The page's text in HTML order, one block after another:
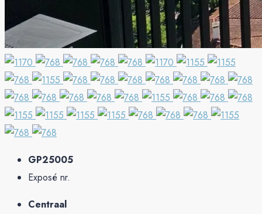
GP25005
Exposé nr.
Centraal